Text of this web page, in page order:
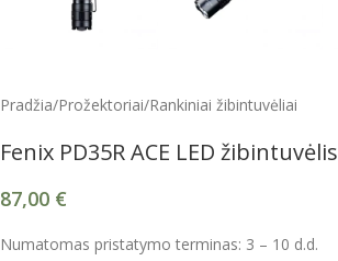
Pradžia/Prožektoriai/Rankiniai žibintuvėliai
Fenix PD35R ACE LED žibintuvėlis
87,00 €
Numatomas pristatymo terminas: 3 – 10 d.d.